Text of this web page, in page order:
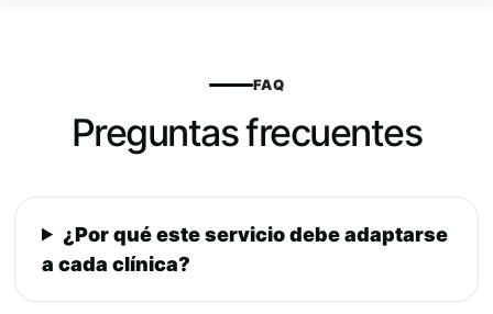
FAQ
Preguntas frecuentes
¿Por qué este servicio debe adaptarse
a cada clínica?